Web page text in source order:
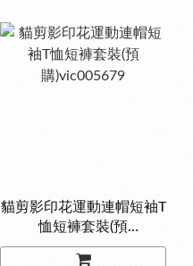
貓剪影印花運動連帽短袖T
恤短褲套裝(預
購)vic005679